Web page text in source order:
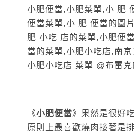
《小肥便當》果然是很好
原則上最喜歡燒肉接著是